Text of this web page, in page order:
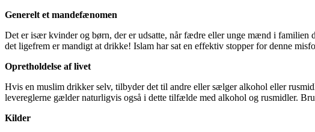
Generelt et mandefænomen
Det er især kvinder og børn, der er udsatte, når fædre eller unge mænd i
det ligefrem er mandigt at drikke! Islam har sat en effektiv stopper for denne
Opretholdelse af livet
Hvis en muslim drikker selv, tilbyder det til andre eller sælger alkohol eller
levereglerne gælder naturligvis også i dette tilfælde med alkohol og rusmidler.
Kilder